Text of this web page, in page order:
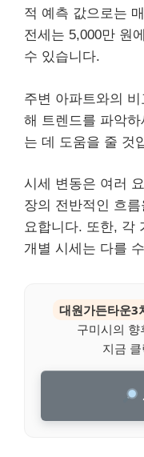
적 예측 값으로는
전세는 5,000만 원
수 있습니다.
주변 아파트와의
해 트렌드를 파악
는 데 도움을 줄 것
시세 변동은 여러
장의 전반적인 흐
요합니다. 또한, 각
개별 시세는 다를
대원가든타운3
구미시의
지금